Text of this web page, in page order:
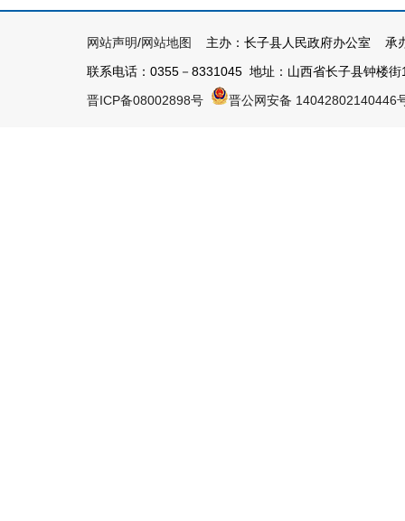
网站声明/网站地图
主办：长子县人民政府办公室 承
联系电话：0355－8331045 地址：山西省长子县钟楼
晋ICP备08002898号
晋公网安备 14042802140446